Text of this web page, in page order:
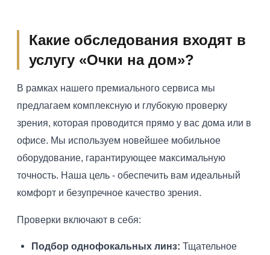
Какие обследования входят в
услугу «Очки на дом»?
В рамках нашего премиального сервиса мы
предлагаем комплексную и глубокую проверку
зрения, которая проводится прямо у вас дома или в
офисе. Мы используем новейшее мобильное
оборудование, гарантирующее максимальную
точность. Наша цель - обеспечить вам идеальный
комфорт и безупречное качество зрения.
Проверки включают в себя:
Подбор однофокальных линз: Тщательное